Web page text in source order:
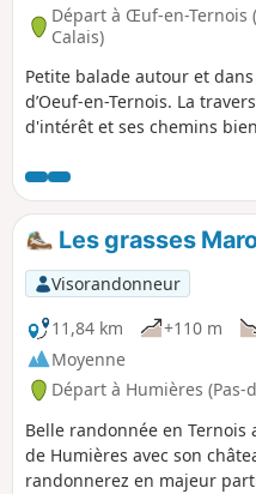
Départ à Œuf-en-Ternois
Calais)
Petite balade autour et
d’Oeuf-en-Ternois. La
d'intérêt et ses chemins
quelques chevreuils.
Les grasses
Visorandonneur
11,84 km
+110 m
Moyenne
Départ à Humières (Pas-
Belle randonnée en
de Humières avec son
randonnerez en majeur